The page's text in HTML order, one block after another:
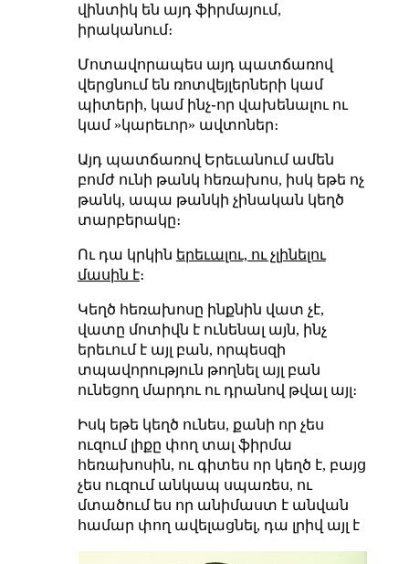
վինտիկ են այդ ֆիրմայում,
իրականում։
Մոտավորապես այդ պատճառով
վերցնում են ռոտվեյլերների կամ
պիտերի, կամ ինչ֊որ վախենալու ու
կամ »կարեւոր» ավտոներ։
Այդ պատճառով Երեւանում ամեն
բոմժ ունի թանկ հեռախոս, իսկ եթե ոչ
թանկ, ապա թանկի չինական կեղծ
տարբերակը։
Ու դա կրկին երեւալու, ու չլինելու
մասին է։
Կեղծ հեռախոսը ինքնին վատ չէ,
վատը մոտիվն է ունենալ այն, ինչ
երեւում է այլ բան, որպեսզի
տպավորություն թողնել այլ բան
ունեցող մարդու ու դրանով թվալ այլ։
Իսկ եթե կեղծ ունես, քանի որ չես
ուզում լիքը փող տալ ֆիրմա
հեռախոսին, ու գիտես որ կեղծ է, բայց
չես ուզում անկապ սպառես, ու
մտածում ես որ անիմաստ է անվան
համար փող ավելացնել, դա լրիվ այլ է